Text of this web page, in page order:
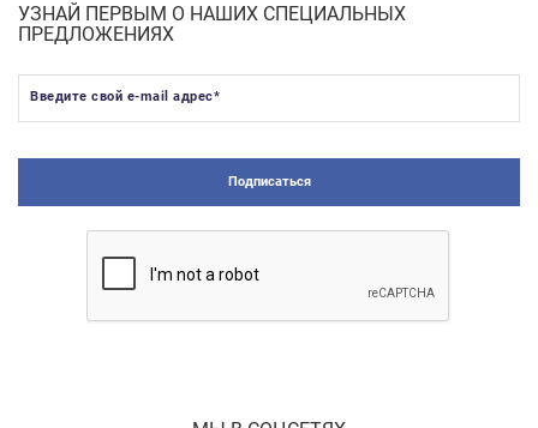
УЗНАЙ ПЕРВЫМ О НАШИХ СПЕЦИАЛЬНЫХ
ПРЕДЛОЖЕНИЯХ
Введите свой e-mail адрес*
Подписаться